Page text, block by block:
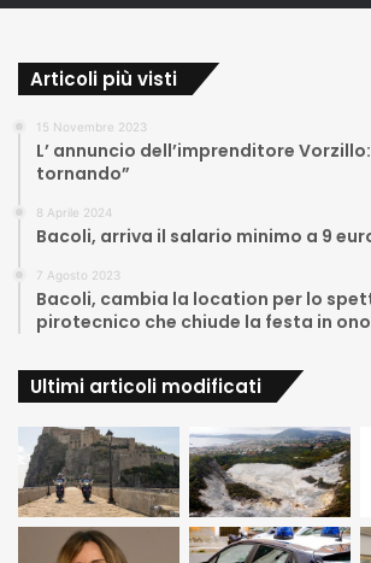
Articoli più visti
15 Novembre 2023
L’ annuncio dell’imprenditore
tornando”
8 Aprile 2024
Bacoli, arriva il salario minimo a 9
7 Agosto 2023
Bacoli, cambia la location per lo
pirotecnico che chiude la festa in
Ultimi articoli modificati